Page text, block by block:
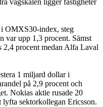
vågskålen ligger fastigheter
i OMXS30-index, steg
var upp 1,3 procent. Sämst
procent medan Alfa Laval
1 miljard dollar i
på 2,9 procent och
Nokias aktie rusade 20
sektorkollegan Ericsson.